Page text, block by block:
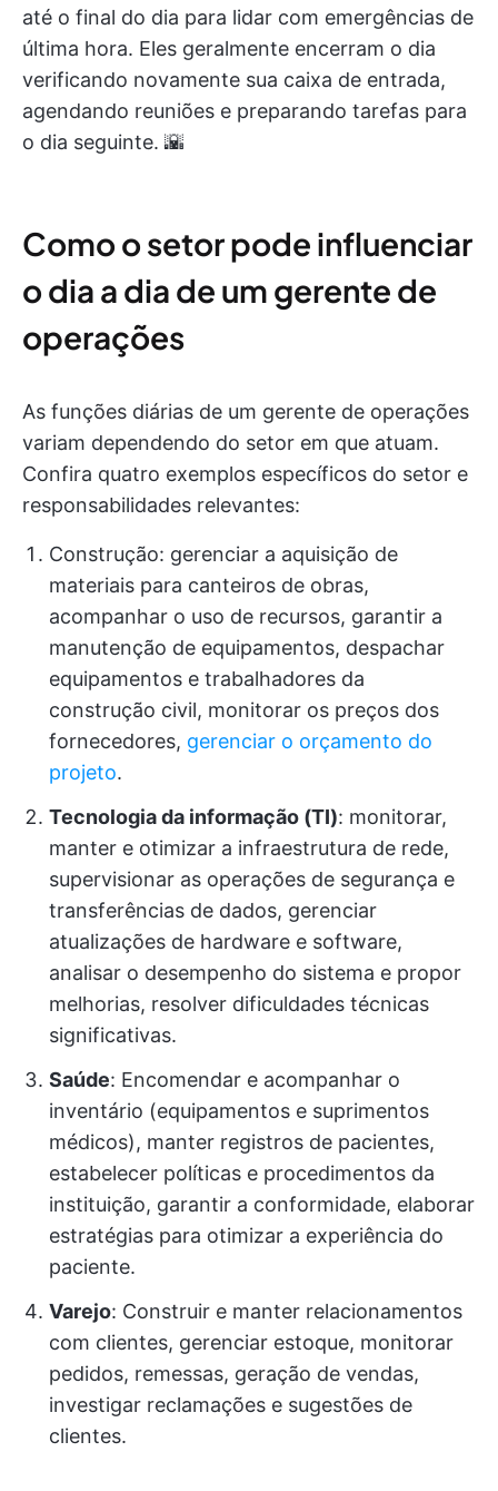
até o final do dia para lidar com emergências de
última hora. Eles geralmente encerram o dia
verificando novamente sua caixa de entrada,
agendando reuniões e preparando tarefas para
o dia seguinte. 🌇
Como o setor pode influenciar
o dia a dia de um gerente de
operações
As funções diárias de um gerente de operações
variam dependendo do setor em que atuam.
Confira quatro exemplos específicos do setor e
responsabilidades relevantes:
Construção: gerenciar a aquisição de
materiais para canteiros de obras,
acompanhar o uso de recursos, garantir a
manutenção de equipamentos, despachar
equipamentos e trabalhadores da
construção civil, monitorar os preços dos
fornecedores, gerenciar o orçamento do
projeto.
Tecnologia da informação (TI): monitorar,
manter e otimizar a infraestrutura de rede,
supervisionar as operações de segurança e
transferências de dados, gerenciar
atualizações de hardware e software,
analisar o desempenho do sistema e propor
melhorias, resolver dificuldades técnicas
significativas.
Saúde: Encomendar e acompanhar o
inventário (equipamentos e suprimentos
médicos), manter registros de pacientes,
estabelecer políticas e procedimentos da
instituição, garantir a conformidade, elaborar
estratégias para otimizar a experiência do
paciente.
Varejo: Construir e manter relacionamentos
com clientes, gerenciar estoque, monitorar
pedidos, remessas, geração de vendas,
investigar reclamações e sugestões de
clientes.